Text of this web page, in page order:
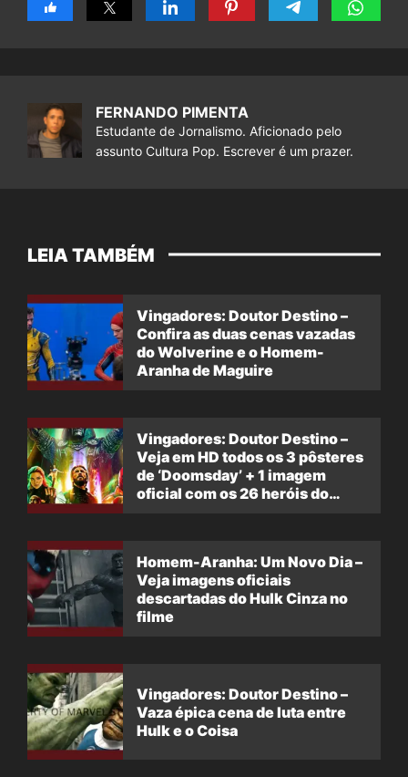
FERNANDO PIMENTA
Estudante de Jornalismo. Aficionado pelo
assunto Cultura Pop. Escrever é um prazer.
LEIA TAMBÉM
Vingadores: Doutor Destino –
Confira as duas cenas vazadas
do Wolverine e o Homem-
Aranha de Maguire
Vingadores: Doutor Destino –
Veja em HD todos os 3 pôsteres
de ‘Doomsday’ + 1 imagem
oficial com os 26 heróis do
Homem-Aranha: Um Novo Dia –
Veja imagens oficiais
descartadas do Hulk Cinza no
filme
Vingadores: Doutor Destino –
Vaza épica cena de luta entre
Hulk e o Coisa